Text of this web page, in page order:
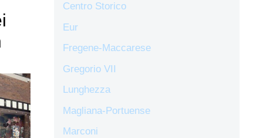
Centro Storico
Eur
Fregene-Maccarese
Gregorio VII
Lunghezza
Magliana-Portuense
Marconi